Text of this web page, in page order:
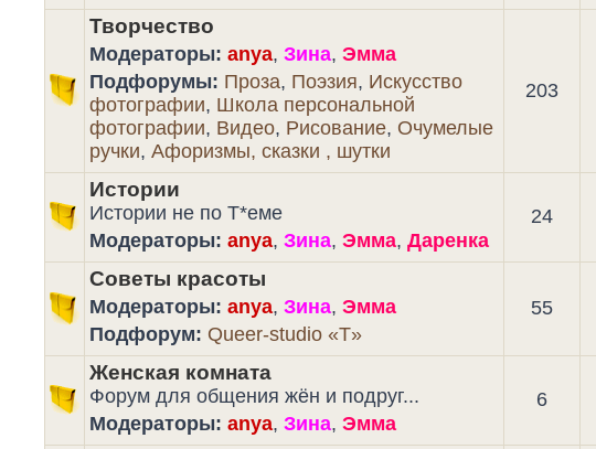
Творчество
Модераторы: anya, Зина, Эмма
Подфорумы: Проза, Поэзия, Искусство
фотографии, Школа персональной
фотографии, Видео, Рисование, Очумелые
ручки, Афоризмы, сказки , шутки
203
Истории
Истории не по Т*еме
Модераторы: anya, Зина, Эмма, Даренка
24
Советы красоты
Модераторы: anya, Зина, Эмма
Подфорум: Queer-studio «T»
55
Женская комната
Форум для общения жён и подруг...
Модераторы: anya, Зина, Эмма
6